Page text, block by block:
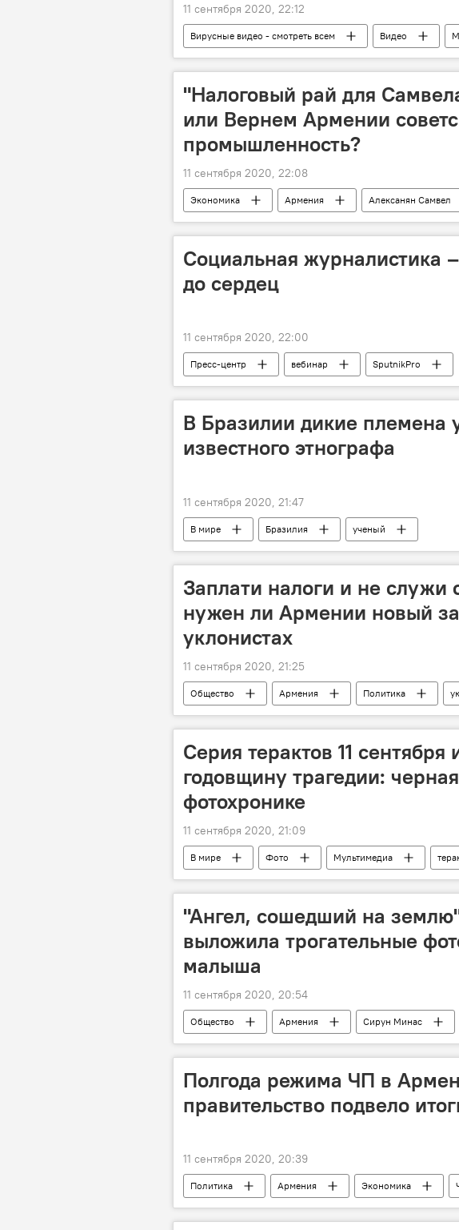
11 сентября 2020, 22:12
Вирусные видео - смотреть всем Видео
"Налоговый рай для
или Вернем Армении
промышленность?
11 сентября 2020, 22:08
Экономика Армения Алексанян Самвел
Социальная журналистика
до сердец
11 сентября 2020, 22:00
Пресс-центр вебинар SputnikPro
В Бразилии дикие племена
известного этнографа
11 сентября 2020, 21:47
В мире Бразилия ученый
Заплати налоги и не служи
нужен ли Армении новый
уклонистах
11 сентября 2020, 21:25
Общество Армения Политика
Новости Армения
армия налоги
Серия терактов 11 сентября
годовщину трагедии:
фотохронике
11 сентября 2020, 21:09
В мире Фото Мультимедиа
"Ангел, сошедший на
выложила трогательные
малыша
11 сентября 2020, 20:54
Общество Армения Сирун Минас
Полгода режима ЧП в
правительство подвело
11 сентября 2020, 20:39
Политика Армения Экономика